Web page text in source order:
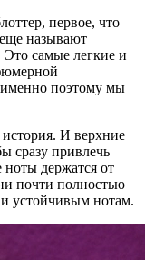
первое, что
называют
Это самые легкие и
поэтому мы
И верхние
сразу привлечь
держатся от
почти полностью
и устойчивым нотам.